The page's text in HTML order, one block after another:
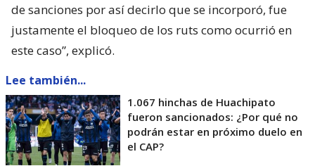
de sanciones por así decirlo que se incorporó, fue
justamente el bloqueo de los ruts como ocurrió en
este caso”, explicó.
Lee también...
1.067 hinchas de Huachipato
fueron sancionados: ¿Por qué no
podrán estar en próximo duelo en
el CAP?